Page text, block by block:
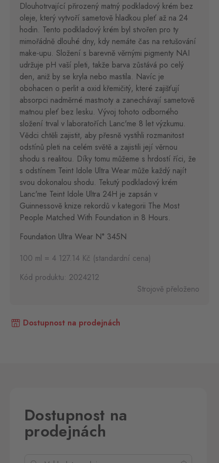
Dlouhotrvající přirozený matný podkladový krém bez
oleje, který vytvoří sametově hladkou pleť až na 24
hodin. Tento podkladový krém byl stvořen pro ty
mimořádně dlouhé dny, kdy nemáte čas na retušování
make-upu. Složení s barevně věrnými pigmenty NAI
udržuje pH vaší pleti, takže barva zůstává po celý
den, aniž by se kryla nebo mastila. Navíc je
obohacen o perlit a oxid křemičitý, které zajišťují
absorpci nadměrné mastnoty a zanechávají sametově
matnou pleť bez lesku. Vývoj tohoto odborného
složení trval v laboratořích Lanc'me 8 let výzkumu.
Vědci chtěli zajistit, aby přesně vystihli rozmanitost
odstínů pleti na celém světě a zajistili její věrnou
shodu s realitou. Díky tomu můžeme s hrdostí říci, že
s odstínem Teint Idole Ultra Wear může každý najít
svou dokonalou shodu. Tekutý podkladový krém
Lanc'me Teint Idole Ultra 24H je zapsán v
Guinnessově knize rekordů v kategorii The Most
People Matched With Foundation in 8 Hours.
Foundation Ultra Wear N° 345N
100 ml = 4 127.14 Kč (standardní cena)
Kód produktu: 2024212
Strojově přeloženo
Dostupnost na prodejnách
Dostupnost na
prodejnách